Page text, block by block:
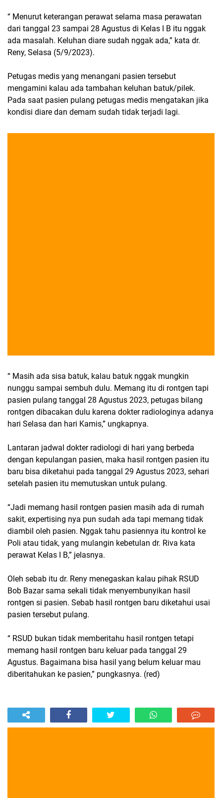
“ Menurut keterangan perawat selama masa perawatan
dari tanggal 23 sampai 28 Agustus di Kelas I B itu nggak
ada masalah. Keluhan diare sudah nggak ada,” kata dr.
Reny, Selasa (5/9/2023).
Petugas medis yang menangani pasien tersebut
mengamini kalau ada tambahan keluhan batuk/pilek.
Pada saat pasien pulang petugas medis mengatakan jika
kondisi diare dan demam sudah tidak terjadi lagi.
“ Masih ada sisa batuk, kalau batuk nggak mungkin
nunggu sampai sembuh dulu. Memang itu di rontgen tapi
pasien pulang tanggal 28 Agustus 2023, petugas bilang
rontgen dibacakan dulu karena dokter radiologinya adanya
hari Selasa dan hari Kamis,” ungkapnya.
Lantaran jadwal dokter radiologi di hari yang berbeda
dengan kepulangan pasien, maka hasil rontgen pasien itu
baru bisa diketahui pada tanggal 29 Agustus 2023, sehari
setelah pasien itu memutuskan untuk pulang.
“Jadi memang hasil rontgen pasien masih ada di rumah
sakit, expertising nya pun sudah ada tapi memang tidak
diambil oleh pasien. Nggak tahu pasiennya itu kontrol ke
Poli atau tidak, yang mulangin kebetulan dr. Riva kata
perawat Kelas I B,” jelasnya.
Oleh sebab itu dr. Reny menegaskan kalau pihak RSUD
Bob Bazar sama sekali tidak menyembunyikan hasil
rontgen si pasien. Sebab hasil rontgen baru diketahui usai
pasien tersebut pulang.
“ RSUD bukan tidak memberitahu hasil rontgen tetapi
memang hasil rontgen baru keluar pada tanggal 29
Agustus. Bagaimana bisa hasil yang belum keluar mau
diberitahukan ke pasien,” pungkasnya. (red)